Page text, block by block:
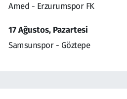
Amed - Erzurumspor FK
17 Ağustos, Pazartesi
Samsunspor - Göztepe